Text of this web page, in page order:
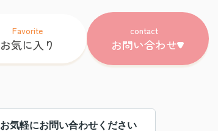
Favorite
お気に入り
contact
お問い合わせ
お気軽にお問い合わせください